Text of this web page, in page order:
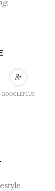
GOOGLEPLUS